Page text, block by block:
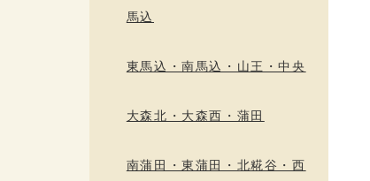
馬込
東馬込・南馬込・山王・中央
大森北・大森西・蒲田
南蒲田・東蒲田・北糀谷・西